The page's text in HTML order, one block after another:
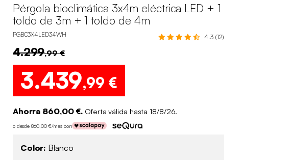
Pérgola bioclimática 3x4m eléctrica LED + 1
toldo de 3m + 1 toldo de 4m
PGBC3X4LED34WH 4.3 (12)
4.299,99 €
3.439,99 €
Ahorra 860,00 €. Oferta válida hasta 18/8/26.
o desde 860,00 €/mes con
Color: Blanco